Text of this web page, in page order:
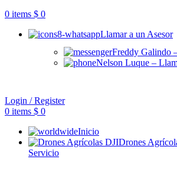
0 items $ 0
Llamar a un Asesor
Freddy Galindo
Nelson Luque –
Login / Register
0 items $ 0
Inicio
Drones
Servicio